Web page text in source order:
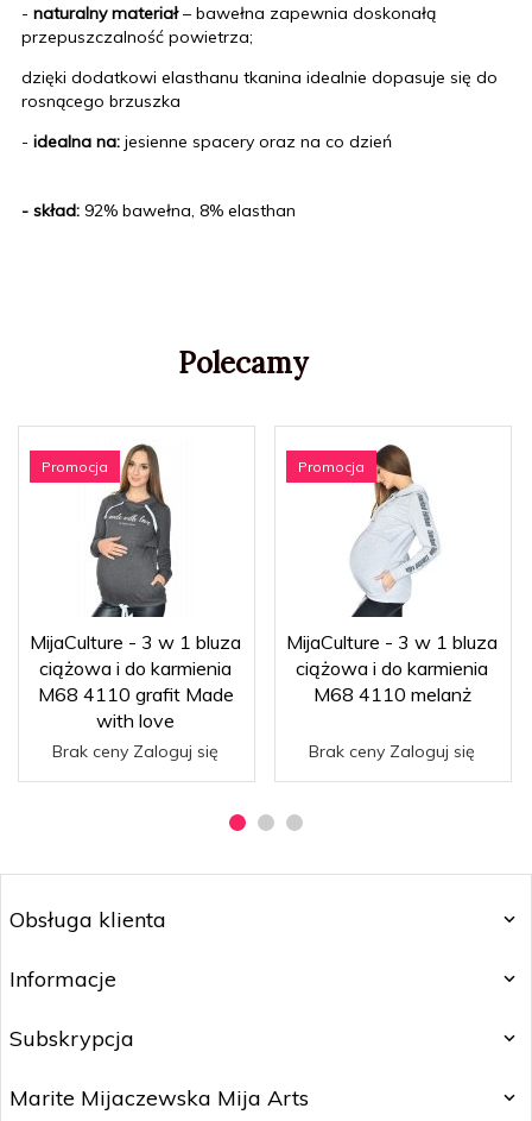
- naturalny materiał– bawełna zapewnia doskonałą
przepuszczalność powietrza;
dzięki dodatkowi elasthanu tkanina idealnie dopasuje się do
rosnącego brzuszka
- idealna na: jesienne spacery oraz na co dzień
- skład: 92% bawełna, 8% elasthan
Polecamy
Promocja
MijaCulture - 3 w 1 bluza
ciążowa i do karmienia
M68 4110 grafit Made
with love
Brak ceny Zaloguj się
Promocja
MijaCulture - 3 w 1 bluza
ciążowa i do karmienia
M68 4110 melanż
Brak ceny Zaloguj się
Obsługa klienta
Informacje
Subskrypcja
Marite Mijaczewska Mija Arts